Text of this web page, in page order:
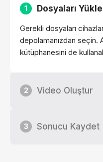
1 Dosyaları Yükle
Gerekli dosyaları
depolamanızdan seçin.
kütüphanesini de
2 Video Oluştur
3 Sonucu Kaydet